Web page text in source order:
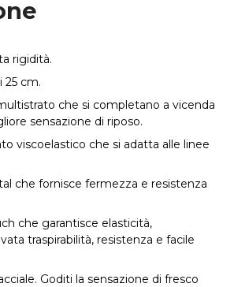
rigidità.
25 cm.
che si completano a vicenda
sensazione di riposo.
viscoelastico che si adatta alle linee
che fornisce fermezza e resistenza
che garantisce elasticità,
traspirabilità, resistenza e facile
Goditi la sensazione di fresco